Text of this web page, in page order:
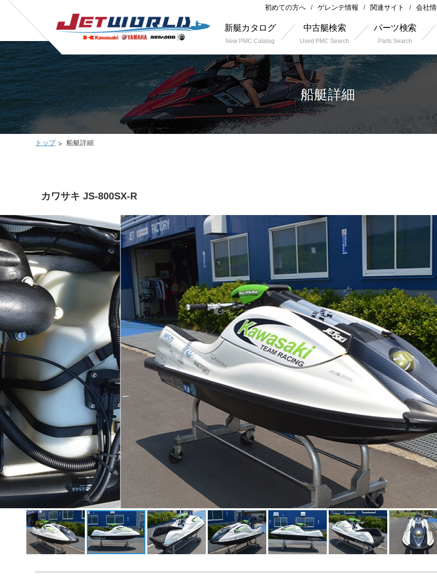
初めての方へ ゲレンテ情報 関連サイト 会社
新艇カタログ
New PMC Catalog
中古艇検索
Used PMC Search
パーツ検索
Parts Search
船艇詳細
トップ 船艇詳細
カワサキ JS-800SX-R